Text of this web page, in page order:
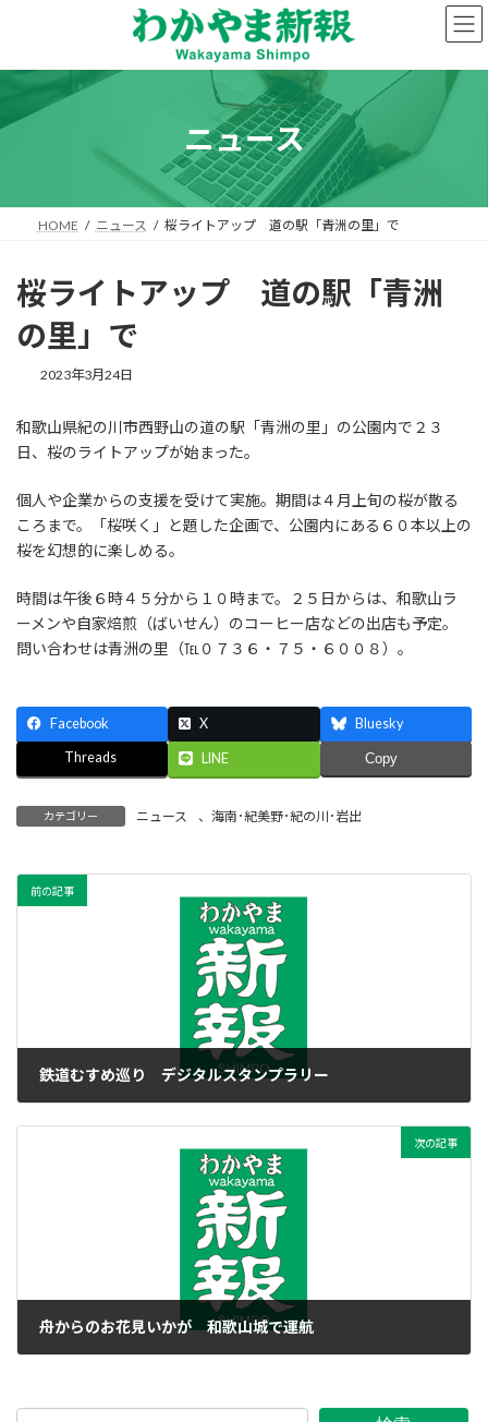
ン
へ
プ
ー
ョ
動
ニュース
HOME ニュース 桜ライトアップ 道の駅「青洲の里」で
桜ライトアップ 道の駅「青洲
の里」で
2023年3月24日
和歌山県紀の川市西野山の道の駅「青洲の里」の公園内で２３
日、桜のライトアップが始まった。
個人や企業からの支援を受けて実施。期間は４月上旬の桜が散る
ころまで。「桜咲く」と題した企画で、公園内にある６０本以上の
桜を幻想的に楽しめる。
時間は午後６時４５分から１０時まで。２５日からは、和歌山ラ
ーメンや自家焙煎（ばいせん）のコーヒー店などの出店も予定。
問い合わせは青洲の里（℡０７３６・７５・６００８）。
Facebook X Bluesky
Threads LINE Copy
カテゴリー ニュース 、 海南･紀美野･紀の川･岩出
前の記事
鉄道むすめ巡り デジタルスタンプラリー
次の記事
舟からのお花見いかが 和歌山城で運航